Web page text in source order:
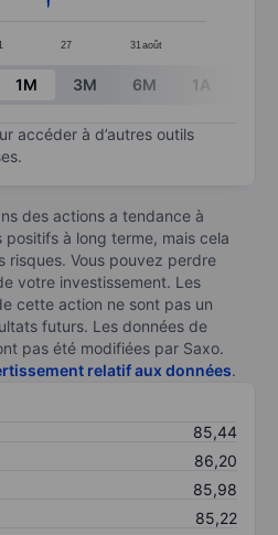
27 31 août
1M 3M 6M 1A
accéder à d’autres outils
des actions a tendance à
à long terme, mais cela
risques. Vous pouvez perdre
votre investissement. Les
cette action ne sont pas un
futurs. Les données de
pas été modifiées par Saxo.
relatif aux données.
85,44
86,20
85,98
85,22